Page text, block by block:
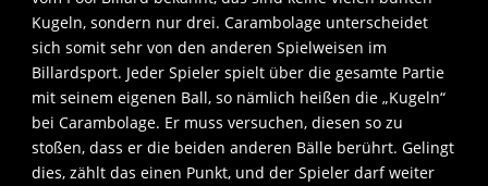
Kugeln, sondern nur drei. Carambolage unterscheidet
sich somit sehr von den anderen Spielweisen im
Billardsport. Jeder Spieler spielt über die gesamte Partie
mit seinem eigenen Ball, so nämlich heißen die „Kugeln“
bei Carambolage. Er muss versuchen, diesen so zu
stoßen, dass er die beiden anderen Bälle berührt. Gelingt
dies, zählt das einen Punkt, und der Spieler darf weiter